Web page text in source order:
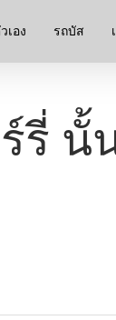
เอง รถบัส
รี่